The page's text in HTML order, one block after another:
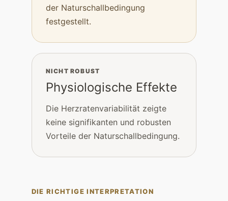
der Naturschallbedingung
festgestellt.
NICHT ROBUST
Physiologische Effekte
Die Herzratenvariabilität zeigte
keine signifikanten und robusten
Vorteile der Naturschallbedingung.
DIE RICHTIGE INTERPRETATION